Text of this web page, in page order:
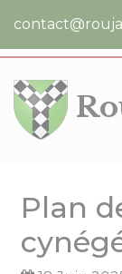
Plan